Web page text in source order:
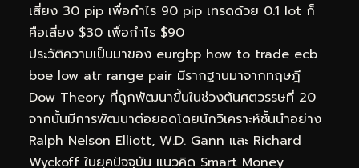
เสี่ยง 30 pip เพื่อกำไร 90 pip เทรดด้วย 0.1 lot ก็
คือเสี่ยง $30 เพื่อกำไร $90
ประวัติความเป็นมาของ eurgbp how to trade ecb
boe low atr range pair มีรากฐานมาจากทฤษฎี
Dow Theory ที่ถูกพัฒนาขึ้นในช่วงต้นศตวรรษที่ 20
จากนั้นมีการพัฒนาต่อยอดโดยนักวิเคราะห์ชั้นนำอย่าง
Ralph Nelson Elliott, W.D. Gann และ Richard
Wyckoff ในยุคปัจจุบัน แนวคิด Smart Money